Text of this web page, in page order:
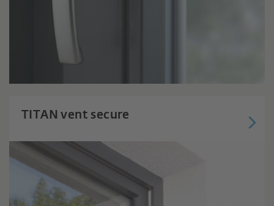
TITAN vent secure